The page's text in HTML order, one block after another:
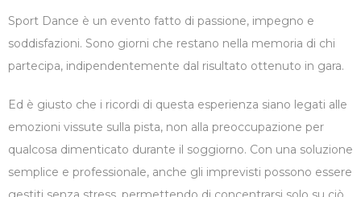
Sport Dance è un evento fatto di passione, impegno e
soddisfazioni. Sono giorni che restano nella memoria di chi
partecipa, indipendentemente dal risultato ottenuto in gara.
Ed è giusto che i ricordi di questa esperienza siano legati alle
emozioni vissute sulla pista, non alla preoccupazione per
qualcosa dimenticato durante il soggiorno. Con una soluzione
semplice e professionale, anche gli imprevisti possono essere